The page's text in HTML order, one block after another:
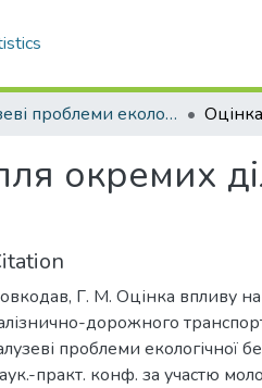
Галузеві проблеми екологічної безпеки – 2023
окремих
Г. М. Оцінка впливу
дорожного
проблеми екологічної
практ. конф. за участю